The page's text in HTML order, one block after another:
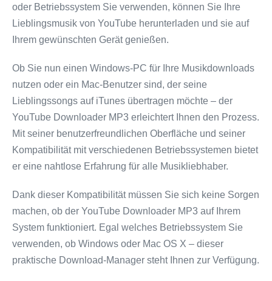
oder Betriebssystem Sie verwenden, können Sie Ihre
Lieblingsmusik von YouTube herunterladen und sie auf
Ihrem gewünschten Gerät genießen.
Ob Sie nun einen Windows-PC für Ihre Musikdownloads
nutzen oder ein Mac-Benutzer sind, der seine
Lieblingssongs auf iTunes übertragen möchte – der
YouTube Downloader MP3 erleichtert Ihnen den Prozess.
Mit seiner benutzerfreundlichen Oberfläche und seiner
Kompatibilität mit verschiedenen Betriebssystemen bietet
er eine nahtlose Erfahrung für alle Musikliebhaber.
Dank dieser Kompatibilität müssen Sie sich keine Sorgen
machen, ob der YouTube Downloader MP3 auf Ihrem
System funktioniert. Egal welches Betriebssystem Sie
verwenden, ob Windows oder Mac OS X – dieser
praktische Download-Manager steht Ihnen zur Verfügung.